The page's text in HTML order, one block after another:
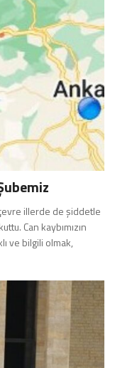
illerde de şiddetle
Can kaybımızın
ve bilgili olmak,